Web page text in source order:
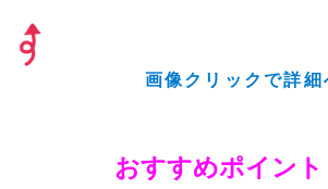
画像クリックで詳細
おすすめポイント